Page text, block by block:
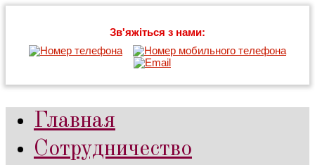
Зв'яжіться з нами:
Главная
Сотрудничество